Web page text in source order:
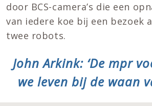
door BCS-camera’s die een
van iedere koe bĳ een bezoek
twee robots.
John Arkink: ‘De mpr
we leven bij de waan